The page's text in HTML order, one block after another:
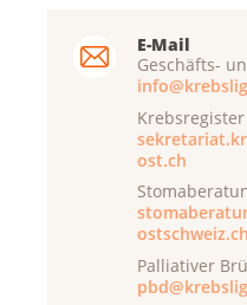
E-Mail
Geschäfts-
ost.ch
ostschweiz.ch
Palliativer